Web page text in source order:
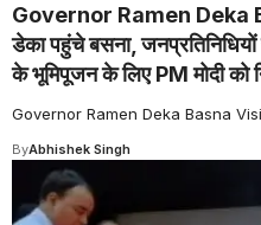
Governor Ramen Deka
डेका पहुंचे बसना, जनप्रतिनिधियों
के भूमिपूजन के लिए PM मोदी को
Governor Ramen Deka Basna Visit
ByAbhishek Singh